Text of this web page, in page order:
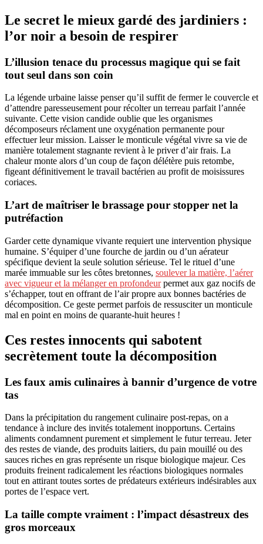
Le secret le mieux gardé des jardiniers :
l’or noir a besoin de respirer
L’illusion tenace du processus magique qui se fait
tout seul dans son coin
La légende urbaine laisse penser qu’il suffit de fermer le couvercle et
d’attendre paresseusement pour récolter un terreau parfait l’année
suivante. Cette vision candide oublie que les organismes
décomposeurs réclament une oxygénation permanente pour
effectuer leur mission. Laisser le monticule végétal vivre sa vie de
manière totalement stagnante revient à le priver d’air frais. La
chaleur monte alors d’un coup de façon délétère puis retombe,
figeant définitivement le travail bactérien au profit de moisissures
coriaces.
L’art de maîtriser le brassage pour stopper net la
putréfaction
Garder cette dynamique vivante requiert une intervention physique
humaine. S’équiper d’une fourche de jardin ou d’un aérateur
spécifique devient la seule solution sérieuse. Tel le rituel d’une
marée immuable sur les côtes bretonnes, soulever la matière, l’aérer
avec vigueur et la mélanger en profondeurpermet aux gaz nocifs de
s’échapper, tout en offrant de l’air propre aux bonnes bactéries de
décomposition. Ce geste permet parfois de ressusciter un monticule
mal en point en moins de quarante-huit heures !
Ces restes innocents qui sabotent
secrètement toute la décomposition
Les faux amis culinaires à bannir d’urgence de votre
tas
Dans la précipitation du rangement culinaire post-repas, on a
tendance à inclure des invités totalement inopportuns. Certains
aliments condamnent purement et simplement le futur terreau. Jeter
des restes de viande, des produits laitiers, du pain mouillé ou des
sauces riches en gras représente un risque biologique majeur. Ces
produits freinent radicalement les réactions biologiques normales
tout en attirant toutes sortes de prédateurs extérieurs indésirables aux
portes de l’espace vert.
La taille compte vraiment : l’impact désastreux des
gros morceaux